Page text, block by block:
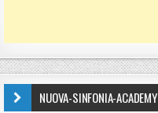
NUOVA-SINFONIA-ACADEMY